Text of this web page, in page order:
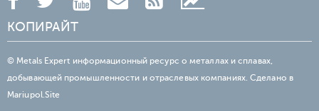
КОПИРАЙТ
© Metals Expert информационный ресурс о металлах и сплавах,
добывающей промышленности и отраслевых компаниях. Сделано в
Mariupol.Site